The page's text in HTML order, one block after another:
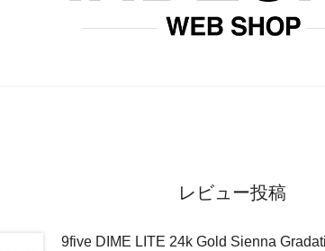
レビュー投稿
9five DIME LITE 24k Gold Sienna